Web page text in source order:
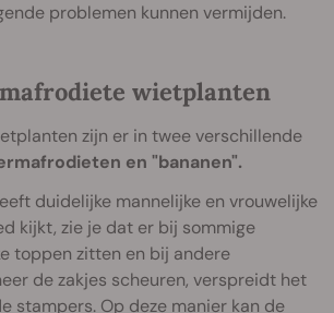
problemen kunnen vermijden.
wietplanten
zijn er in twee verschillende
en "bananen".
duidelijke mannelijke en vrouwelijke
kijkt, zie je dat er bij sommige
toppen zitten en bij andere
de zakjes scheuren, verspreidt het
stampers. Op deze manier kan de